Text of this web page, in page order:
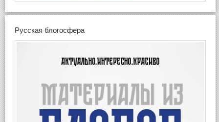
Русская блогосфера